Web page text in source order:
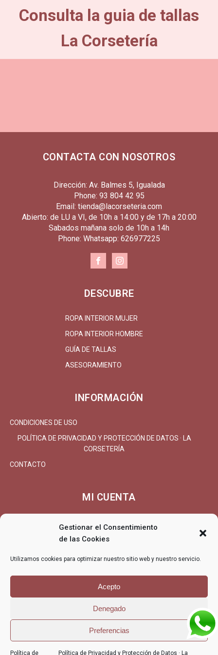
Gestionar el Consentimiento
de las Cookies
Utilizamos cookies para optimizar nuestro sitio web y nuestro servicio.
Acepto
Denegado
Preferencias
Política de Política de Privacidad y Protección de Datos · La
Consulta la guia de tallas
La Corsetería
CONTACTA CON NOSOTROS
Dirección: Av. Balmes 5, Igualada
Phone: 93 804 42 95
Email: tienda@lacorseteria.com
Abierto: de LU a VI, de 10h a 14:00 y de 17h a 20:00
Sabados mañana solo de 10h a 14h
Phone: Whatsapp: 626977225
DESCUBRE
ROPA INTERIOR MUJER
ROPA INTERIOR HOMBRE
GUÍA DE TALLAS
ASESORAMIENTO
INFORMACIÓN
CONDICIONES DE USO
POLÍTICA DE PRIVACIDAD Y PROTECCIÓN DE DATOS · LA
CORSETERÍA
CONTACTO
MI CUENTA
CARRITO
DEVOLUCIONES/REEMBOLSO
© La Corsetería - La Corsetería, lencería, corsetería, especialistas
POLÍTICA DE PRIVACIDAD Y PROTECCIÓN
POLÍTICA DE